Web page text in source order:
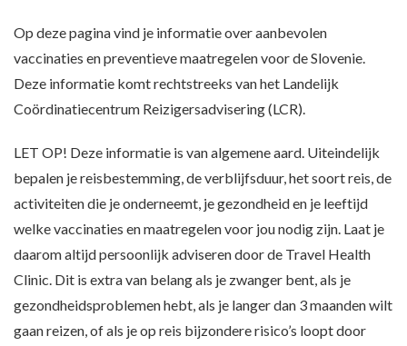
Op deze pagina vind je informatie over aanbevolen
vaccinaties en preventieve maatregelen voor de Slovenie.
Deze informatie komt rechtstreeks van het Landelijk
Coördinatiecentrum Reizigersadvisering (LCR).
LET OP! Deze informatie is van algemene aard. Uiteindelijk
bepalen je reisbestemming, de verblijfsduur, het soort reis, de
activiteiten die je onderneemt, je gezondheid en je leeftijd
welke vaccinaties en maatregelen voor jou nodig zijn. Laat je
daarom altijd persoonlijk adviseren door de Travel Health
Clinic. Dit is extra van belang als je zwanger bent, als je
gezondheidsproblemen hebt, als je langer dan 3 maanden wilt
gaan reizen, of als je op reis bijzondere risico’s loopt door